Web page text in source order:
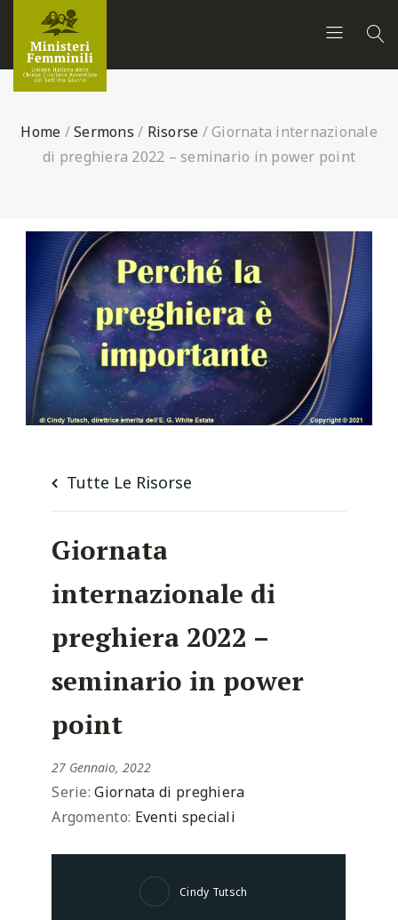
Home /Sermons / Risorse /Giornata internazionale
di preghiera 2022 – seminario in power point
Tutte Le Risorse
Giornata
internazionale di
preghiera 2022 –
seminario in power
point
27 Gennaio, 2022
Serie:Giornata di preghiera
Argomento: Eventi speciali
Cindy Tutsch